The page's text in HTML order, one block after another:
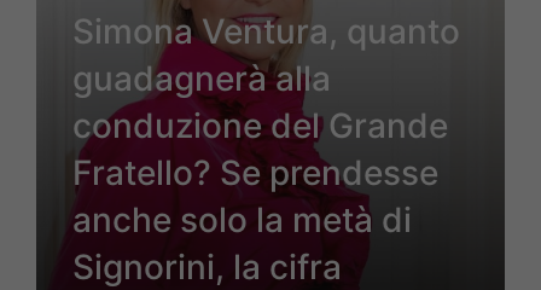
Simona Ventura, quanto
guadagnerà alla
conduzione del Grande
Fratello? Se prendesse
anche solo la metà di
Signorini, la cifra